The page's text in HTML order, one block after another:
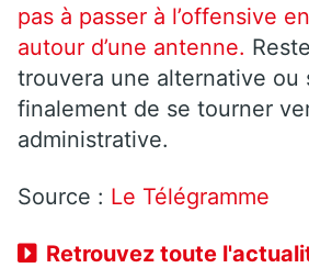
pas à passer à l’offensive
autour d’une antenne.
trouvera une alternative ou
finalement de se tourner
administrative.
Source : Le Télégramme
Retrouvez toute